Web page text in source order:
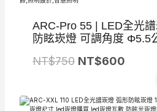
T
$
8
0
T
$
7
0
ARC-Pro 55 | LED全光
防眩崁燈 可調角度 Φ5.5
NT$750 原
價
NT$600目
價